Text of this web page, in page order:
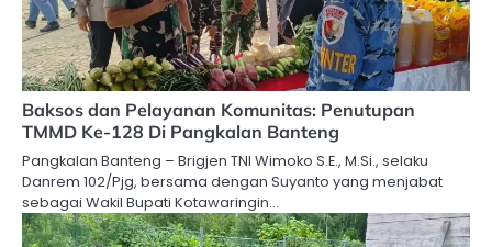
Baksos dan Pelayanan Komunitas: Penutupan
TMMD Ke-128 Di Pangkalan Banteng
Pangkalan Banteng – Brigjen TNI Wimoko S.E., M.Si., selaku
Danrem 102/Pjg, bersama dengan Suyanto yang menjabat
sebagai Wakil Bupati Kotawaringin…